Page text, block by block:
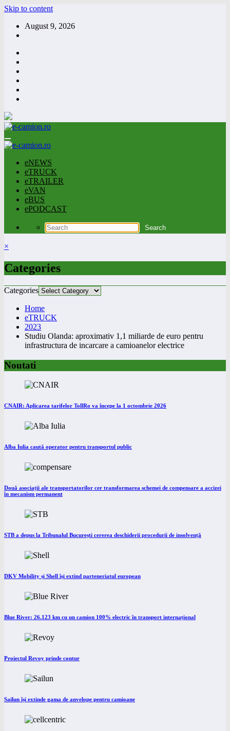
Skip to content
August 9, 2026
eNEWS
eTRUCK
eTRAILER
eVAN
eBUS
ePODCAST
×
Categories
Categories
Home
eTRUCK
2023
Studiu Olanda: aproximativ 1,1 miliarde de euro pentru
infrastructura de incarcare a camioanelor electrice
Noutati
CNAIR: Aplicarea tarifelor TollRo va începe la 1 octombrie 2026
Alba Iulia caută operator pentru transportul public
Două asociații ale transportatorilor cer transformarea schemei de compensare a accizei
în mecanism permanent
STB a depus la Tribunalul București cererea deschiderii procedurii de insolvență
DKV Mobility și Shell își extind parteneriatul european
Blue River: 26.123 km cu un camion 100% electric în transport internațional
Proiectul Revoy prinde contur
Sailun își extinde gama de anvelope pentru camioane